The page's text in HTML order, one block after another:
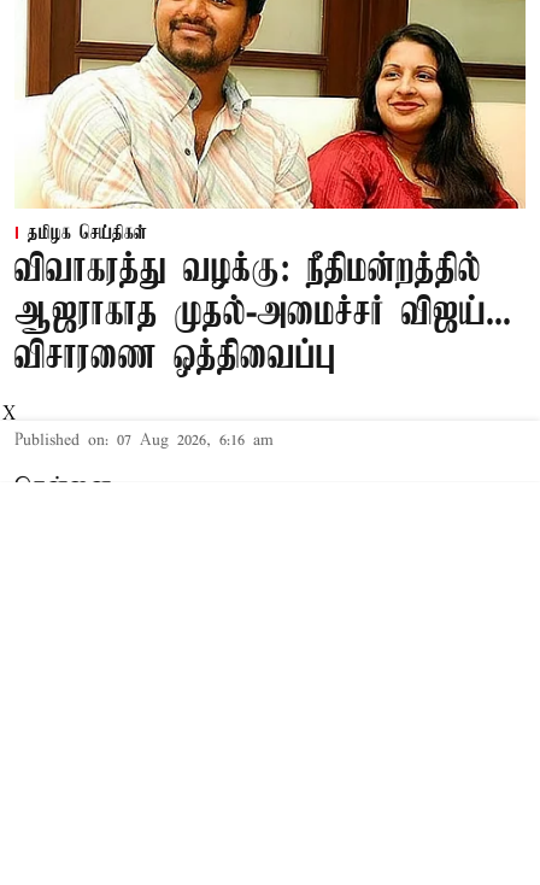
தமிழக செய்திகள்
விவாகரத்து வழக்கு: நீதிமன்றத்தில்
ஆஜராகாத முதல்-அமைச்சர் விஜய்...
விசாரணை ஒத்திவைப்பு
Published on: 07 Aug 2026, 6:16 am
சென்னை,
X